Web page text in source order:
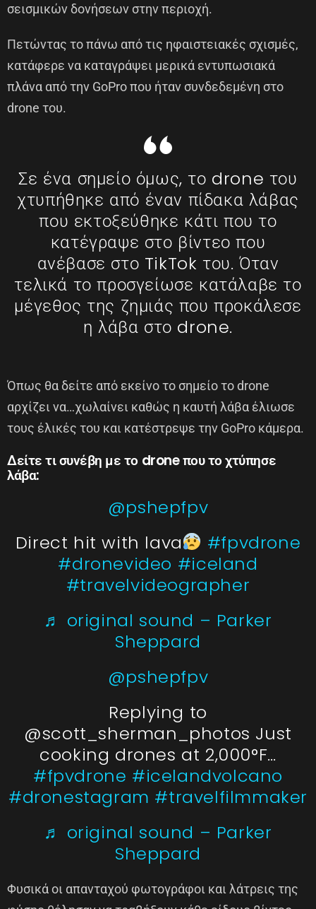
σεισμικών δονήσεων στην περιοχή.
Πετώντας το πάνω από τις ηφαιστειακές σχισμές,
κατάφερε να καταγράψει μερικά εντυπωσιακά
πλάνα από την GoPro που ήταν συνδεδεμένη στο
drone του.
Σε ένα σημείο όμως, το drone του
χτυπήθηκε από έναν πίδακα λάβας
που εκτοξεύθηκε κάτι που το
κατέγραψε στο βίντεο που
ανέβασε στο TikTok του. Όταν
τελικά το προσγείωσε κατάλαβε το
μέγεθος της ζημιάς που προκάλεσε
η λάβα στο drone.
Όπως θα δείτε από εκείνο το σημείο το drone
αρχίζει να…χωλαίνει καθώς η καυτή λάβα έλιωσε
τους έλικές του και κατέστρεψε την GoPro κάμερα.
Δείτε τι συνέβη με το drone που το χτύπησε
λάβα:
@pshepfpv
Direct hit with lava
#fpvdrone
#dronevideo #iceland
#travelvideographer
♬ original sound – Parker
Sheppard
@pshepfpv
Replying to
@scott_sherman_photos Just
cooking drones at 2,000°F…
#fpvdrone #icelandvolcano
#dronestagram #travelfilmmaker
♬ original sound – Parker
Sheppard
Φυσικά οι απανταχού φωτογράφοι και λάτρεις της